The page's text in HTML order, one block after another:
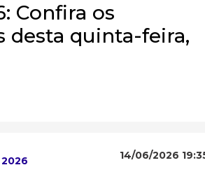
Confira os
desta quinta-feira,
2026 14/06/2026